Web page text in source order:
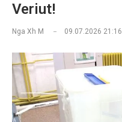
Veriut!
Nga Xh M 09.07.2026 21:16